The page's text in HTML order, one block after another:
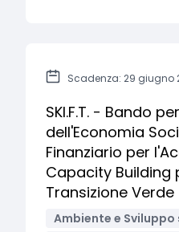
Scadenza: 29 giugno
SKI.F.T. - Bando
dell'Economia
Finanziario per
Capacity Building
Transizione Verde
Ambiente e